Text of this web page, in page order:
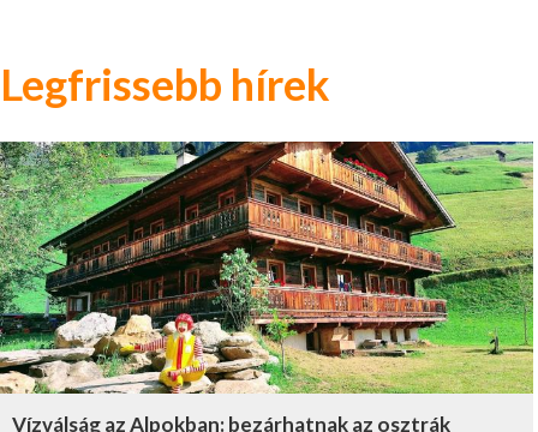
Legfrissebb hírek
Vízválság az Alpokban: bezárhatnak az osztrák